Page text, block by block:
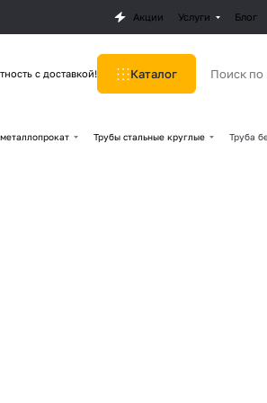
Акции Услуги Блог
с доставкой! Каталог
Трубы стальные круглые Труба